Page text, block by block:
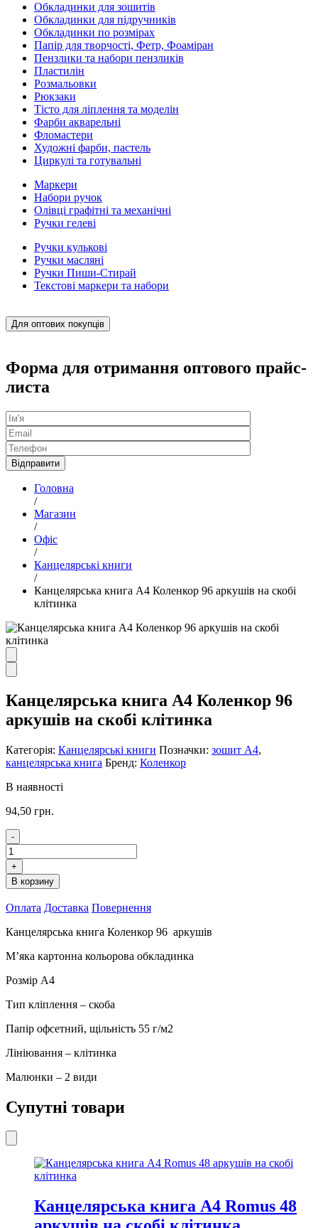
Обкладинки для зошитів
Обкладинки для підручників
Обкладинки по розмірах
Папір для творчості, Фетр, Фоаміран
Пензлики та набори пензликів
Пластилін
Розмальовки
Рюкзаки
Тісто для ліплення та моделін
Фарби акварельні
Фломастери
Художні фарби, пастель
Циркулі та готувальні
Маркери
Набори ручок
Олівці графітні та механічні
Ручки гелеві
Ручки кулькові
Ручки масляні
Ручки Пиши-Стирай
Текстові маркери та набори
Для оптових покупців
Форма для отримання оптового прайс-
листа
Головна
/
Магазин
/
Офіс
/
Канцелярські книги
/
Канцелярська книга А4 Коленкор 96 аркушів на скобі
клітинка
Канцелярська книга А4 Коленкор 96
аркушів на скобі клітинка
Категорія: Канцелярські книги Позначки: зошит А4,
канцелярська книга Бренд: Коленкор
В наявності
94,50 грн.
-
Канцелярська
книга
А4
Коленкор
аркушів
на
скобі
клітинка
+
В корзину
Оплата Доставка Повернення
Канцелярська книга Коленкор 96 аркушів
М’яка картонна кольорова обкладинка
Розмір А4
Тип кліплення – скоба
Папір офсетний, щільність 55 г/м2
Лініювання – клітинка
Малюнки – 2 види
Супутні товари
Канцелярська книга А4 Romus 48